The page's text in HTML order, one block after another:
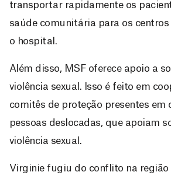
transportar rapidamente os
saúde comunitária para os
o hospital.
Além disso, MSF oferece apoio a
violência sexual. Isso é feito em
comitês de proteção presentes em
pessoas deslocadas, que apoiam
violência sexual.
Virginie fugiu do conflito na região